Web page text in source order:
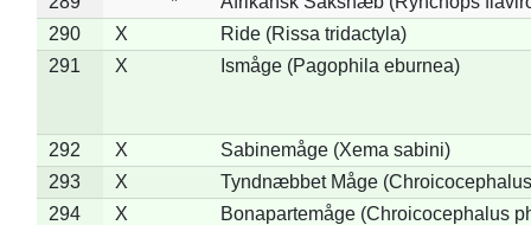
290
X
Ride (Rissa tridactyla)
291
X Ismåge (Pagophila eburnea)
292 X
Sabinemåge (Xema sabini)
293
X
Tyndnæbbet Måge
294
X Bonapartemåge (Chroicocephalus